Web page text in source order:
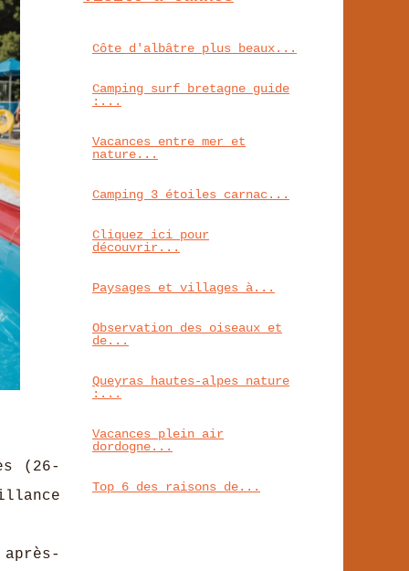
(26-
Côte d'albâtre plus beaux...
Camping surf bretagne guide
:...
Vacances entre mer et
nature...
Camping 3 étoiles carnac...
Cliquez ici pour
découvrir...
Paysages et villages à...
Observation des oiseaux et
de...
Queyras hautes-alpes nature
:...
Vacances plein air
dordogne...
Top 6 des raisons de...